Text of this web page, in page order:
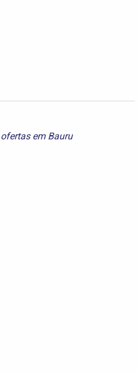
ofertas em Bauru